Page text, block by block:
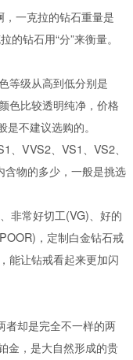
一克拉的钻石重量是
钻石用“分”来衡量。
等级从高到低分别是
色比较透明纯净，价格
不建议选购的。
、VVS2、VS1、VS2、
物的多少，一般是挑选
非常好切工(VG)、好的
，定制白金钻石戒
能让钻戒看起来更加闪
者却是完全不一样的两
金，是大自然形成的贵